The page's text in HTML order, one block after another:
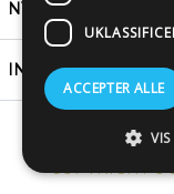
NYTTIGE LINKS
INSPIRATION
COPYRIGHT ©
ACCEPTER ALLE
VIS